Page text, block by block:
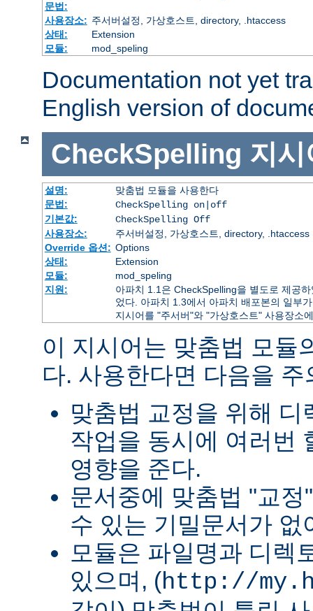
문법:
사용장소: 주서버설정, 가상호스트, directory, .htaccess
상태:
Extension
모듈:
mod_speling
Documentation not yet
English version of
CheckSpelling 지시
설명:
맞춤법 모듈을 사용한다
문법:
CheckSpelling on|off
기본값:
CheckSpelling Off
사용장소:
주서버설정, 가상호스트, directory, .htaccess
Override 옵션: Options
상태:
Extension
모듈:
mod_speling
지원:
아파치 1.1은 CheckSpelling을 별도로 제공
었다. 아파치 1.3에서 아파치 배포본의 일부
지시어를 "주서버"와 "가상호스트" 사용장소
이 지시어는 맞춤법 모듈
다. 사용한다면 다음을 주
맞춤법 교정을 위해
작업을 동시에 여러번
영향을 준다.
문서중에 맞춤법 "교
수 있는 기밀문서가 없
모듈은 파일명과 디렉
있으며, (http://